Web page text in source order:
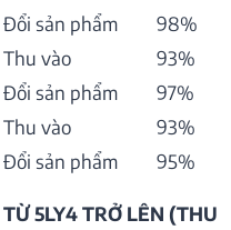
Đổi sản phẩm
98%
Thu vào
93%
Đổi sản phẩm
97%
Thu vào
93%
Đổi sản phẩm
95%
5LY4 TRỞ LÊN (THU